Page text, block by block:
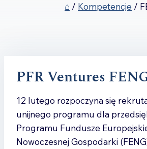
⌂ / Kompetencje /
PFR Ventures
12 lutego rozpoczyna się
unijnego programu dla
Programu Fundusze
Nowoczesnej Gospodarki